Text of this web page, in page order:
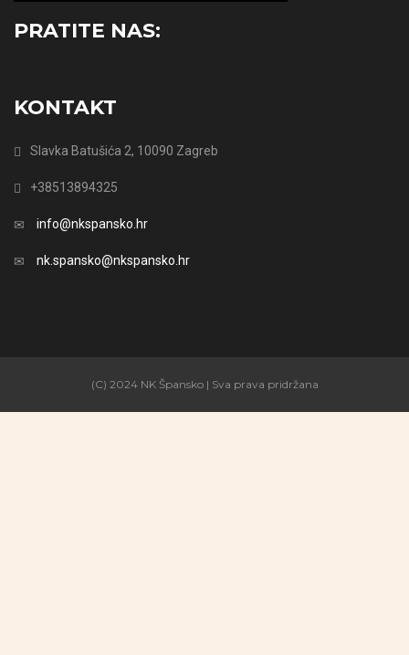
PRATITE NAS:
KONTAKT
Slavka Batušića 2, 10090 Zagreb
+38513894325
info@nkspansko.hr
nk.spansko@nkspansko.hr
(C) 2024 NK Špansko | Sva prava pridržana